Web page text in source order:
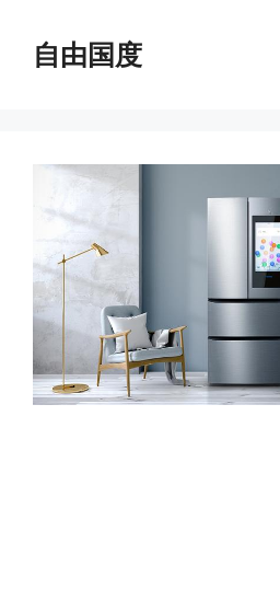
自由国度